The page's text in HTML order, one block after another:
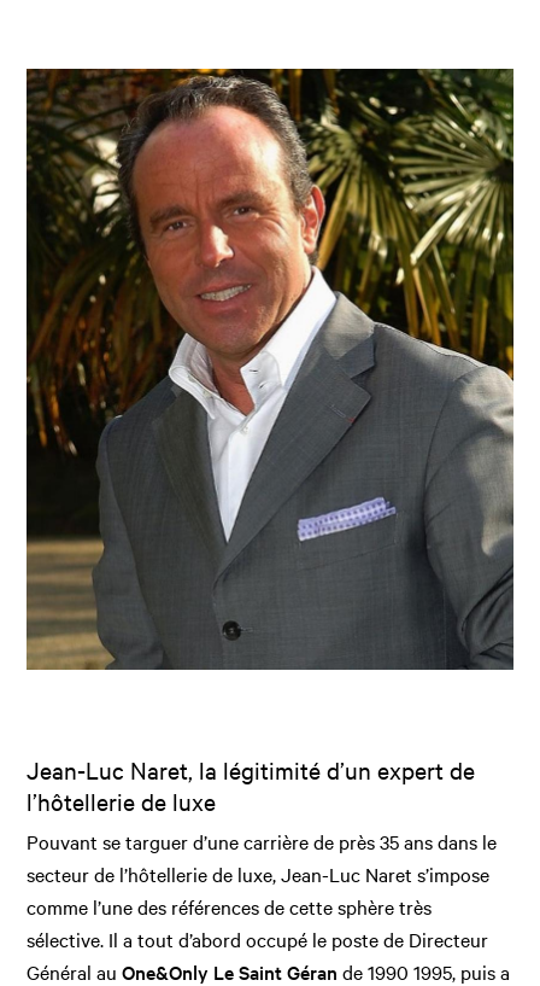
Jean-Luc Naret, la légitimité d’un expert de
l’hôtellerie de luxe
Pouvant se targuer d’une carrière de près 35 ans dans le
secteur de l’hôtellerie de luxe, Jean-Luc Naret s’impose
comme l’une des références de cette sphère très
sélective. Il a tout d’abord occupé le poste de Directeur
Général auOne&Only Le Saint Géran de 1990 1995, puis a